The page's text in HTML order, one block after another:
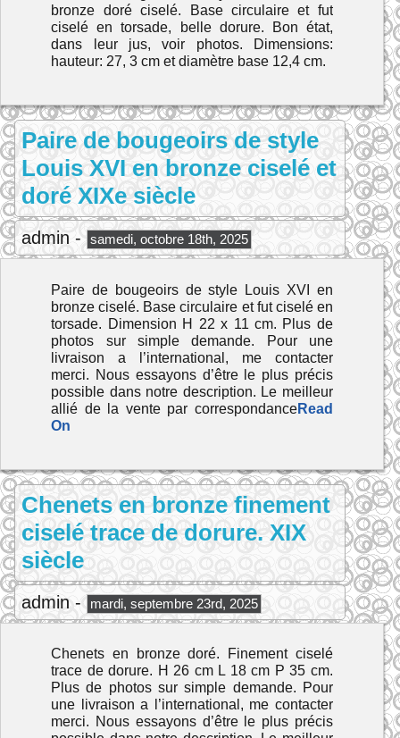
bronze doré ciselé. Base circulaire et fut
ciselé en torsade, belle dorure. Bon état,
dans leur jus, voir photos. Dimensions:
hauteur: 27, 3 cm et diamètre base 12,4 cm.
Paire de bougeoirs de style
Louis XVI en bronze ciselé et
doré XIXe siècle
admin - samedi, octobre 18th, 2025
Paire de bougeoirs de style Louis XVI en
bronze ciselé. Base circulaire et fut ciselé en
torsade. Dimension H 22 x 11 cm. Plus de
photos sur simple demande. Pour une
livraison a l’international, me contacter
merci. Nous essayons d’être le plus précis
possible dans notre description. Le meilleur
allié de la vente par correspondanceRead
On
Chenets en bronze finement
ciselé trace de dorure. XIX
siècle
admin - mardi, septembre 23rd, 2025
Chenets en bronze doré. Finement ciselé
trace de dorure. H 26 cm L 18 cm P 35 cm.
Plus de photos sur simple demande. Pour
une livraison a l’international, me contacter
merci. Nous essayons d’être le plus précis